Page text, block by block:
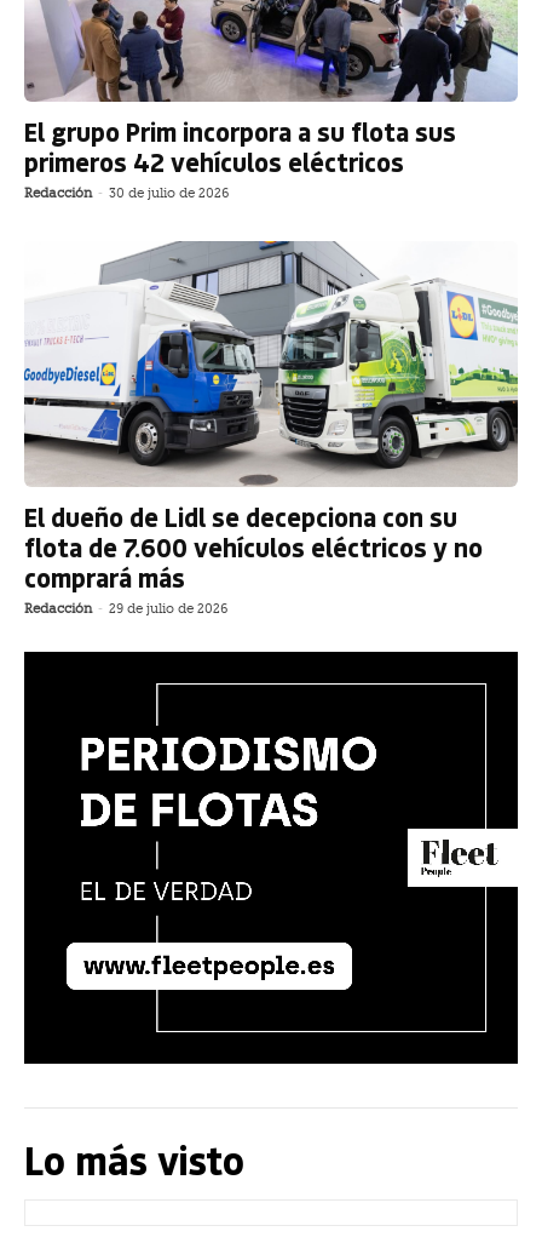
El grupo Prim incorpora a su flota sus
primeros 42 vehículos eléctricos
Redacción - 30 de julio de 2026
El dueño de Lidl se decepciona con su
flota de 7.600 vehículos eléctricos y no
comprará más
Redacción - 29 de julio de 2026
Lo más visto